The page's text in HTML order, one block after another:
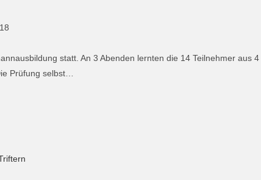
statt. An 3 Abenden lernten die 14 Teilnehmer aus 4
Prüfung selbst…